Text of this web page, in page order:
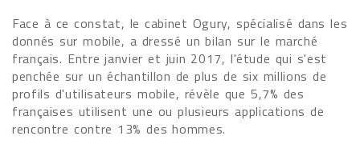
Face à ce constat, le cabinet Ogury, spécialisé dans les
donnés sur mobile, a dressé un bilan sur le marché
français. Entre janvier et juin 2017, l'étude qui s'est
penchée sur un échantillon de plus de six millions de
profils d'utilisateurs mobile, révèle que 5,7% des
françaises utilisent une ou plusieurs applications de
rencontre contre 13% des hommes.